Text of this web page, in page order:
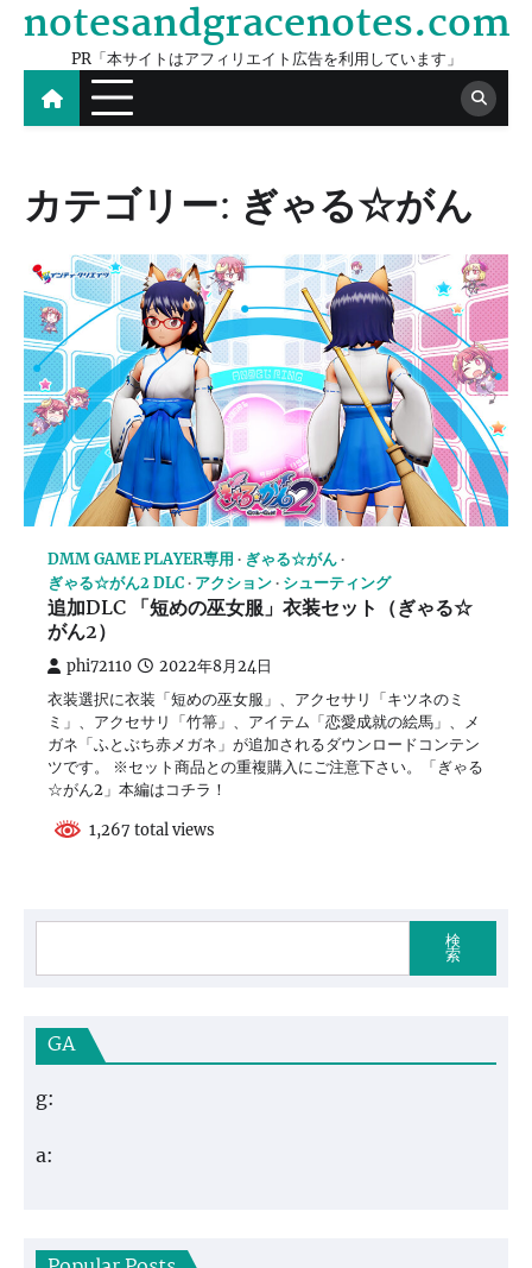
Skip
content
notesandgracenotes.com
PR「本サイトはアフィリエイト広告を利用しています」
カテゴリー: ぎゃる☆がん
DMM GAME PLAYER専用
ぎゃる☆がん
ぎゃる☆がん2 DLC
アクション シューティング
追加DLC 「短めの巫女服」衣装セット（ぎゃる☆
がん2）
phi72110 2022年8月24日
衣装選択に衣装「短めの巫女服」、アクセサリ「キツネのミ
ミ」、アクセサリ「竹箒」、アイテム「恋愛成就の絵馬」、メ
ガネ「ふとぶち赤メガネ」が追加されるダウンロードコンテン
ツです。 ※セット商品との重複購入にご注意下さい。「ぎゃる
☆がん2」本編はコチラ！
1,267 total views
検
索
GA
g:
a: